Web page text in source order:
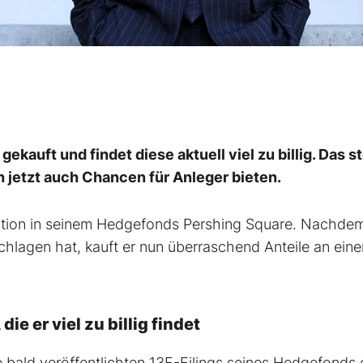
und findet diese aktuell viel zu billig. Das
jetzt auch Chancen für Anleger bieten.
in seinem Hedgefonds Pershing Square.
hat, kauft er nun überraschend Anteile an
er viel zu billig findet